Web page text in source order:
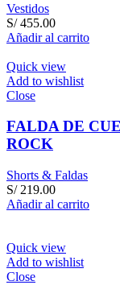
Vestidos
S/455.00
Añadir al carrito
Quick view
Add to wishlist
Close
FALDA DE
ROCK
Shorts & Faldas
S/219.00
Añadir al carrito
Quick view
Add to wishlist
Close